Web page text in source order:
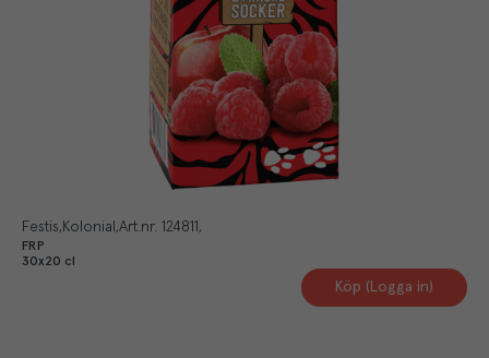
Festis Kolonial Art.nr. 124811
FRP
30x20 cl
Köp (Logga in)